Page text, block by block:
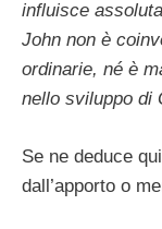
influisce
John non è
ordinarie, né è
nello sviluppo di
Se ne deduce
dall’apporto o